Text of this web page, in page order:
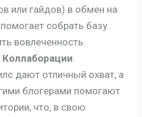
или гайдов) в обмен на
собрать базу
вовлеченность.
.
дают отличный охват, а
блогерами помогают
что, в свою